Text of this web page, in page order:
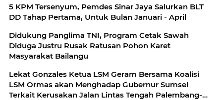
Tersebut
5 KPM Tersenyum, Pemdes Sinar Jaya Salurkan BLT
DD Tahap Pertama, Untuk Bulan Januari - April
Didukung Panglima TNI, Program Cetak Sawah
Diduga Justru Rusak Ratusan Pohon Karet
Masyarakat Bailangu
Lekat Gonzales Ketua LSM Geram Bersama Koalisi
LSM Ormas akan Menghadap Gubernur Sumsel
Terkait Kerusakan Jalan Lintas Tengah Palembang-